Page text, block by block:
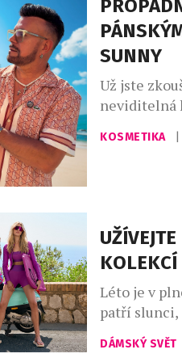
městskou
uvolněné
SUNNY
Už jste
neviditelná
zdánlivě
unikátní
osobně
KOSMETIKA
KOLEKCÍ
Léto je v
patří slunci,
Kolekce
ostrov, s
DÁMSKÝ SVĚT